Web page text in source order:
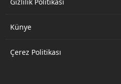
Künye
Çerez Politikası